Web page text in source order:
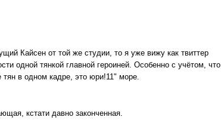
Кайсен от той же студии, то я уже вижу как твиттер
одной тянкой главной героиней. Особенно с учётом, что
тян в одном кадре, это юри!11" море.
кстати давно законченная.